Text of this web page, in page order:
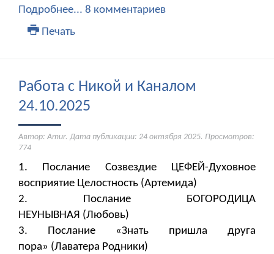
Подробнее... 8 комментариев
Печать
Работа с Никой и Каналом
24.10.2025
Автор: Amur. Дата публикации: 24 октября 2025. Просмотров:
774
1. Послание Созвездие ЦЕФЕЙ-Духовное
восприятие Целостность (Артемида)
2. Послание БОГОРОДИЦА
НЕУНЫВНАЯ (Любовь)
3. Послание «Знать пришла друга
пора» (Лаватера Родники)